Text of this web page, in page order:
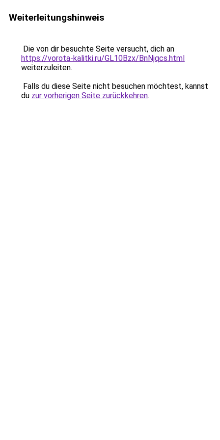
Weiterleitungshinweis
Die von dir besuchte Seite versucht, dich an
https://vorota-kalitki.ru/GL10Bzx/BnNjqcs.html
weiterzuleiten.
Falls du diese Seite nicht besuchen möchtest, kannst
du zur vorherigen Seite zurückkehren.